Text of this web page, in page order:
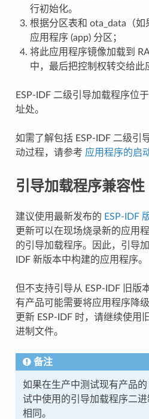
行初始化。
根据分区表和 ota_data（
应用程序 (app) 分区；
将此应用程序镜像加载到
中，最后把控制权转交给此
ESP-IDF 二级引导加载程序位
址处。
如需了解包括 ESP-IDF 二级引
动过程，请参考 应用程序的启
引导加载程序兼容性
建议使用最新发布的 ESP-IDF
更新可以在现场烧录新的应用
的引导加载程序。因此，引导
IDF 新版本中构建的应用程序。
但不支持引导从 ESP-IDF 旧版
有产品可能需要将应用程序降
更新 ESP-IDF 时，请继续使用
进制文件。
备注
如果在生产中测试现有产品的
试中使用的引导加载程序二
相同。